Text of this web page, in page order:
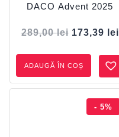
DACO Advent 2025
289,00lei 173,39 lei
ADAUGĂ ÎN COȘ
- 5%